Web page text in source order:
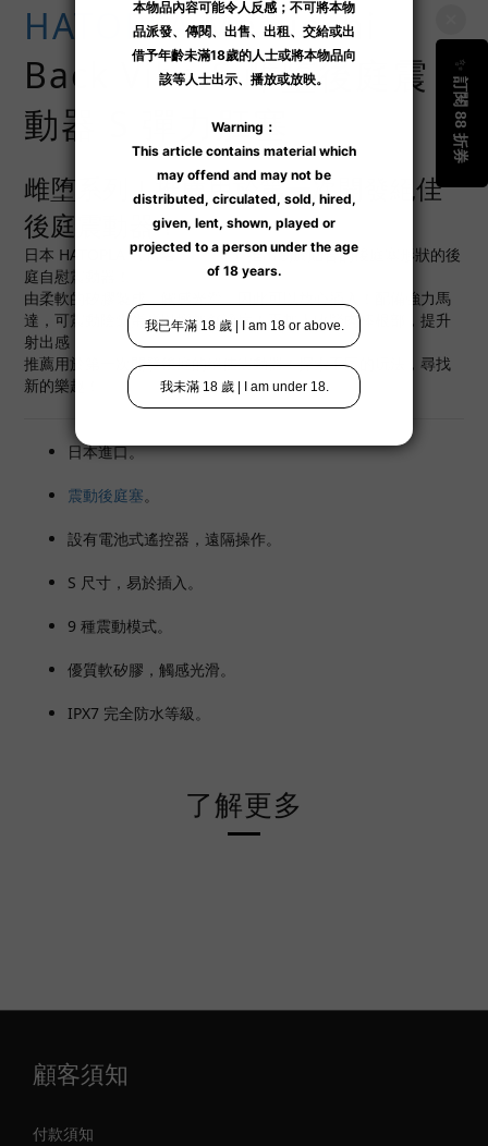
HATOPLAMesuochi
Back Vibe S 雌堕後庭震
動器 S 彈力肛塞
雌堕系列！推薦用於第一次開發絕佳
後庭震動器！
日本 HATOPLA （舊名： PxPxP）推出易於貼合的後庭塞形狀的後
庭自慰震動器！
由柔軟的矽膠製成，觸感光滑，因此可以放心插入！配備強力馬
達，可震動陰囊蛋蛋以增加舒適度！再加上收緊肉棒根部，提升
射出感！
推薦用於第一次開發後庭的絕佳震動器！探索不同的玩法，尋找
新的樂趣！
日本進口。
震動後庭塞。
設有電池式遙控器，遠隔操作。
S 尺寸，易於插入。
9 種震動模式。
優質軟矽膠，觸感光滑。
IPX7 完全防水等級。
了解更多
顧客須知
付款須知